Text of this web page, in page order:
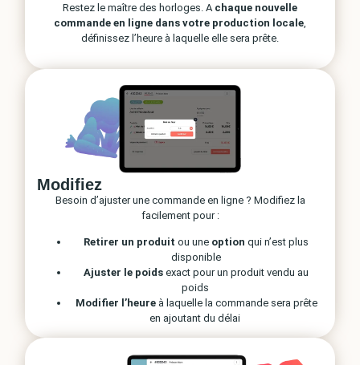
Restez le maître des horloges. A chaque nouvelle
commande en ligne dans votre production locale
définissez l’heure à laquelle elle sera prête.
Modifiez
Besoin d’ajuster une commande en ligne ? Modifiez la
facilement pour :
Retirer un produit ou une option qui n’est plus
disponible
Ajuster le poids exact pour un produit vendu au
poids
Modifier l’heureà laquelle la commande sera prête
en ajoutant du délai